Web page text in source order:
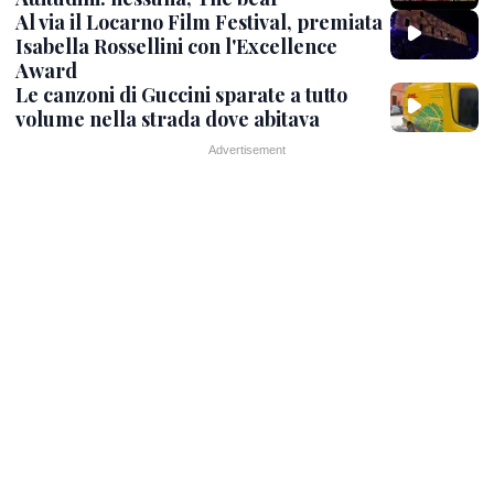
Al via il Locarno Film Festival, premiata
Isabella Rossellini con l'Excellence
Award
Le canzoni di Guccini sparate a tutto
volume nella strada dove abitava